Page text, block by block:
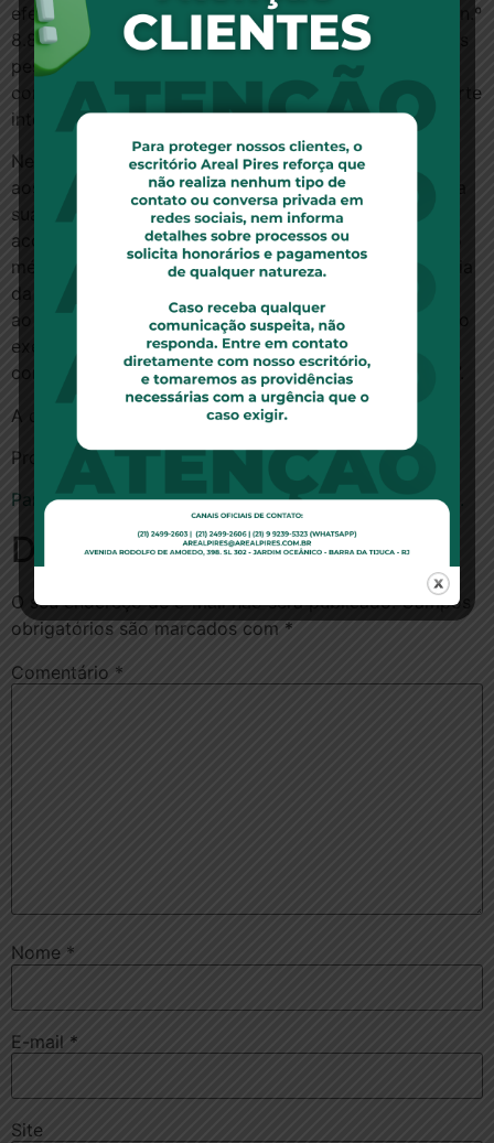
efetiva integração social, sobrevindo a edição da Lei n.º
8.899/94, e respectivos regulamentos, franqueando às
pessoas portadoras de tais necessidades,
comprovadamente carentes, o passe livre no transporte
interestadual de passageiros.
Nesse sentido, esclareceu o magistrado, “em relação
aos portadores de necessidades especiais que, para a
sua locomoção, dependem de assistência de um
acompanhante, assim atestada por competente laudo
médico, também comprovadamente carente, a eficácia
da norma reclama a extensão daquele benefício legal
ao seu acompanhante, sob pena de frustrar-se o pleno
exercício do direito legalmente assegurado e, por
conseguinte, a finalidade da legislação em referência”.
A decisão foi unânime.
Processo nº 0052380-68.2010.4.01.3400/DF
Para ler a notícia no site www.aasp.org.br, clique aqui.
Deixe um comentário
O seu endereço de e-mail não será publicado. Campos
obrigatórios são marcados com*
Comentário *
Nome *
E-mail *
Site